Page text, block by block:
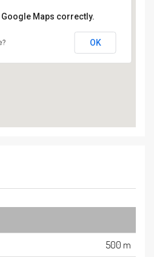
Maps correctly.
OK
500 m